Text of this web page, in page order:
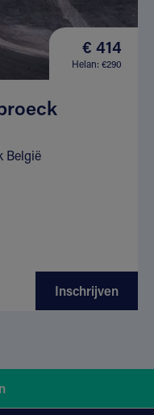
€ 414
Helan: €290
België
Inschrijven